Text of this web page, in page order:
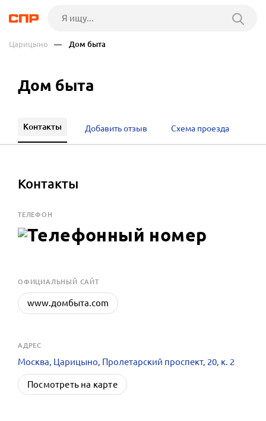
Царицыно — Дом быта
Дом быта
Контакты Добавить отзыв Схема проезда
Контакты
ТЕЛЕФОН
OФИЦИАЛЬНЫЙ САЙТ
www.домбыта.com
АДРЕС
Москва, Царицыно, Пролетарский проспект, 20, к. 2
Посмотреть на карте